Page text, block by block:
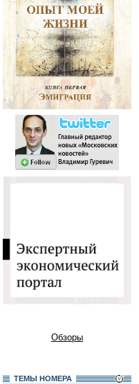
Обзоры
ТЕМЫ НОМЕРА